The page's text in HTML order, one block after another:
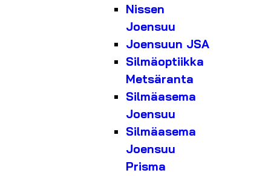
Nissen
Joensuu
Joensuun JSA
Silmäoptiikka
Metsäranta
Silmäasema
Joensuu
Silmäasema
Joensuu
Prisma